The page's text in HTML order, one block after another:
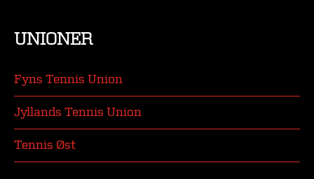
UNIONER
Fyns Tennis Union
Jyllands Tennis Union
Tennis Øst